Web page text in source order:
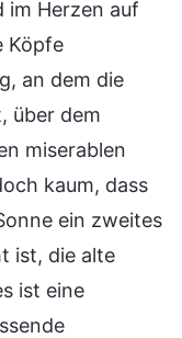
im Herzen auf
Köpfe
an dem die
über dem
miserablen
kaum, dass
ein zweites
ist, die alte
ist eine